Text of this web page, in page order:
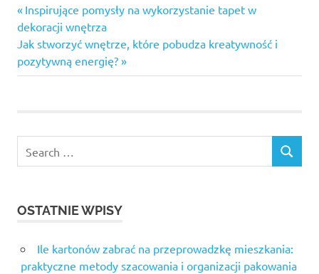
Nawigacja
wpisu
Previous
Post:
Inspirujące pomysły na wykorzystanie tapet w
dekoracji wnętrza
Next
Post:
Jak stworzyć wnętrze, które pobudza kreatywność i
pozytywną energię?
for:
SEARCH
OSTATNIE WPISY
Ile kartonów zabrać na przeprowadzkę mieszkania:
praktyczne metody szacowania i organizacji pakowania